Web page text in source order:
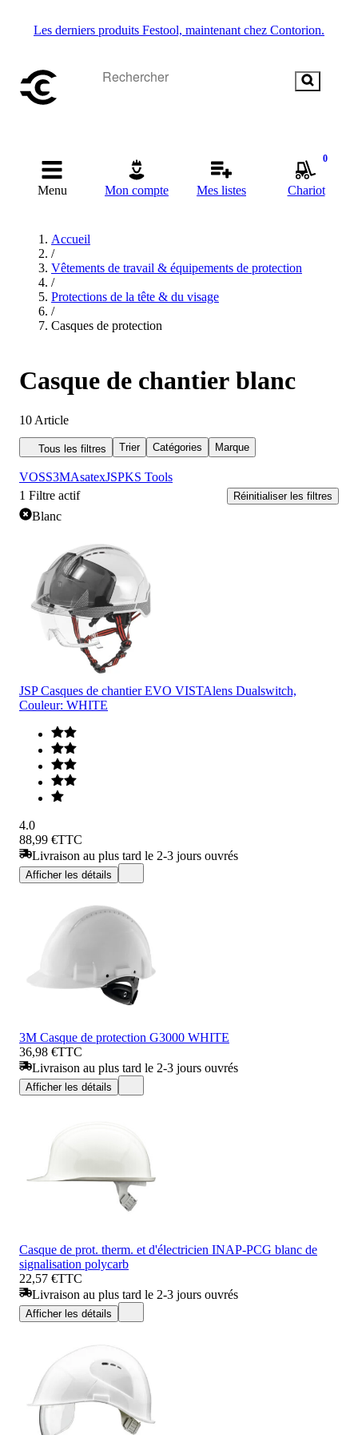
Les derniers produits Festool, maintenant chez Contorion.
Menu Mon compte Mes listes
0
Chariot
Accueil
/
Vêtements de travail & équipements de protection
/
Protections de la tête & du visage
/
Casques de protection
Casque de chantier blanc
10 Article
Tous les filtres Trier Catégories Marque
VOSS3MAsatexJSPKS Tools
1 Filtre actif Réinitialiser les filtres
Blanc
JSP Casques de chantier EVO VISTAlens Dualswitch,
Couleur: WHITE
4.0
88,99 €TTC
Livraison au plus tard le 2-3 jours ouvrés
Afficher les détails
3M Casque de protection G3000 WHITE
36,98 €TTC
Livraison au plus tard le 2-3 jours ouvrés
Afficher les détails
Casque de prot. therm. et d'électricien INAP-PCG blanc de
signalisation polycarb
22,57 €TTC
Livraison au plus tard le 2-3 jours ouvrés
Afficher les détails